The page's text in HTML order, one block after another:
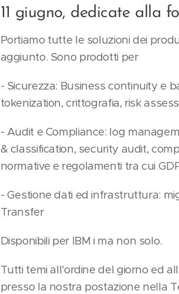
11 giugno, dedicate alla
Portiamo tutte le soluzioni dei
aggiunto. Sono prodotti per
- Sicurezza: Business continuity e
tokenization, crittografia, risk
- Audit e Compliance: log
& classification, security audit,
normative e regolamenti tra cui
- Gestione dati ed infrastruttura:
Transfer
Disponibili per IBM i ma non solo.
Tutti temi all'ordine del giorno ed
presso la nostra postazione nella